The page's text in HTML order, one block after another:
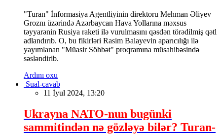
"Turan" İnformasiya Agentliyinin direktoru Mehman Əliyev
Groznı üzərində Azərbaycan Hava Yollarına məxsus
təyyarənin Rusiya raketi ilə vurulmasını qəsdən törədilmiş qətl
adlandırıb. O, bu fikirləri Rasim Balayevin aparıcılığı ilə
yayımlanan "Müasir Söhbət" proqramına müsahibəsində
səsləndirib.
Ardını oxu
Sual-cavab
11 İyul 2024, 13:20
Ukrayna NATO-nun bugünki
sammitindən nə gözləyə bilər? Turan-